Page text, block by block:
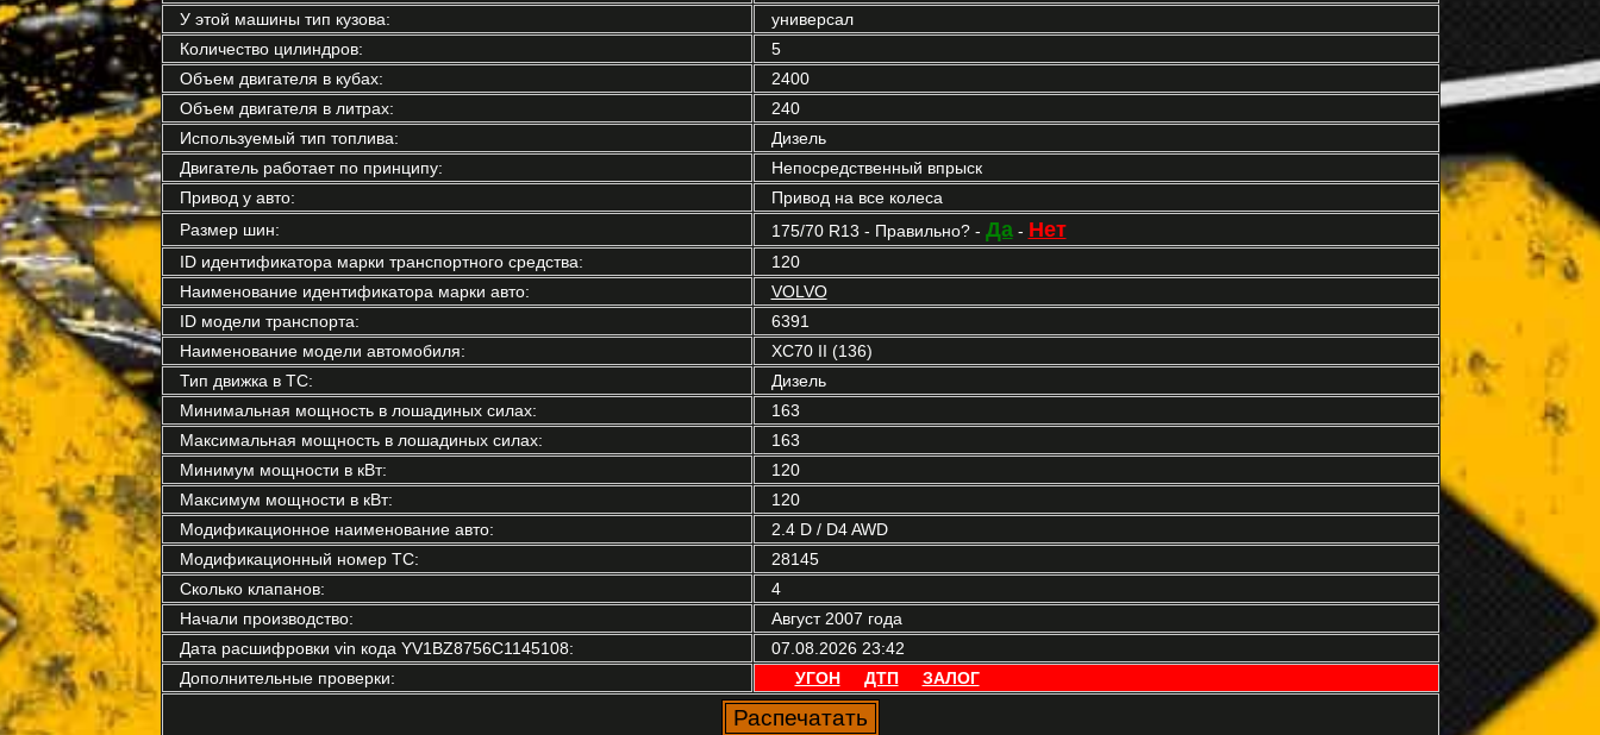
У этой машины тип кузова:
универсал
Количество цилиндров:
5
Объем двигателя в кубах:
2400
Объем двигателя в литрах:
240
Используемый тип топлива:
Дизель
Двигатель работает по принципу:
Непосредственный впрыск
Привод у авто:
Привод на все колеса
Размер шин:
175/70 R13 - Правильно? - Да- Нет
ID идентификатора марки транспортного средства:
120
Наименование идентификатора марки авто:
VOLVO
ID модели транспорта:
6391
Наименование модели автомобиля:
XC70 II (136)
Тип движка в ТС:
Дизель
Минимальная мощность в лошадиных силах:
163
Максимальная мощность в лошадиных силах:
163
Минимум мощности в кВт:
120
Максимум мощности в кВт:
120
Модификационное наименование авто:
2.4 D / D4 AWD
Модификационный номер ТС:
28145
Сколько клапанов:
4
Начали производство:
Август 2007 года
Дата расшифровки vin кода YV1BZ8756C1145108:
07.08.2026 23:42
Дополнительные проверки:
УГОН ДТП ЗАЛОГ